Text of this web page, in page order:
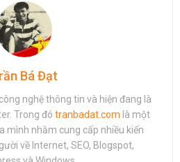
Bá Đạt
nghệ thông tin và hiện đang là
Trong đó tranbadat.com là một
mình nhằm cung cấp nhiều kiến
về Internet, SEO, Blogspot,